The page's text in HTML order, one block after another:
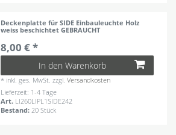
Deckenplatte für SIDE Einbauleuchte Holz
weiss beschichtet GEBRAUCHT
8,00 € *
In den Warenkorb
* inkl. ges. MwSt. zzgl.Versandkosten
Lieferzeit: 1-4 Tage
Art. LI260LIPL1SIDE242
Bestand:20 Stück